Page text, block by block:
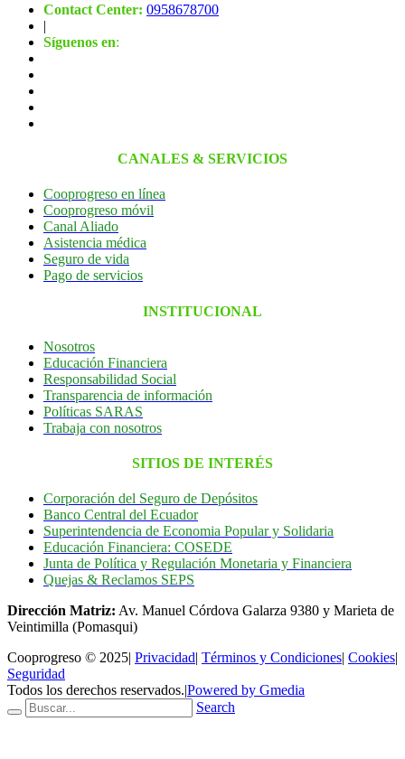
Contact Center: 0958678700
|
Síguenos en:
CANALES & SERVICIOS
Cooprogreso en línea
Cooprogreso móvil
Canal Aliado
Asistencia médica
Seguro de vida
Pago de servicios
INSTITUCIONAL
Nosotros
Educación Financiera
Responsabilidad Social
Transparencia de información
Políticas SARAS
Trabaja con nosotros
SITIOS DE INTERÉS
Corporación del Seguro de Depósitos
Banco Central del Ecuador
Superintendencia de Economia Popular y Solidaria
Educación Financiera: COSEDE
Junta de Política y Regulación Monetaria y Financiera
Quejas & Reclamos SEPS
Dirección Matriz: Av. Manuel Córdova Galarza 9380 y Marieta de
Veintimilla (Pomasqui)
Cooprogreso © 2025| Privacidad| Términos y Condiciones| Cookies|
Seguridad
Todos los derechos reservados.|Powered by Gmedia
Search